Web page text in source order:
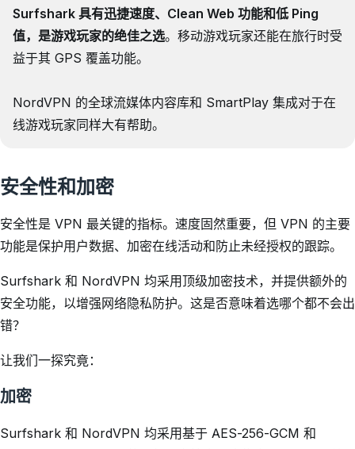
Surfshark 具有迅捷速度、Clean Web 功能和低 Ping
值，是游戏玩家的绝佳之选。移动游戏玩家还能在旅行时受
益于其 GPS 覆盖功能。
NordVPN 的全球流媒体内容库和 SmartPlay 集成对于在
线游戏玩家同样大有帮助。
安全性和加密
安全性是 VPN 最关键的指标。速度固然重要，但 VPN 的主要
功能是保护用户数据、加密在线活动和防止未经授权的跟踪。
Surfshark 和 NordVPN 均采用顶级加密技术，并提供额外的
安全功能，以增强网络隐私防护。这是否意味着选哪个都不会出
错？
让我们一探究竟：
加密
Surfshark 和 NordVPN 均采用基于 AES-256-GCM 和